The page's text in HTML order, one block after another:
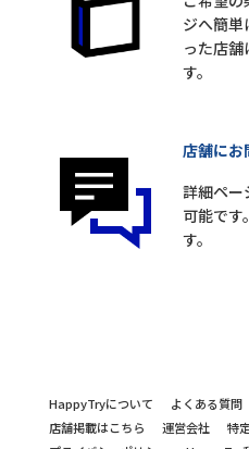
ジへ簡単
った店
す。
店舗にお
詳細ペー
可能です
す。
HappyTryについて よくある質問
店舗掲載はこちら
運営会社
特